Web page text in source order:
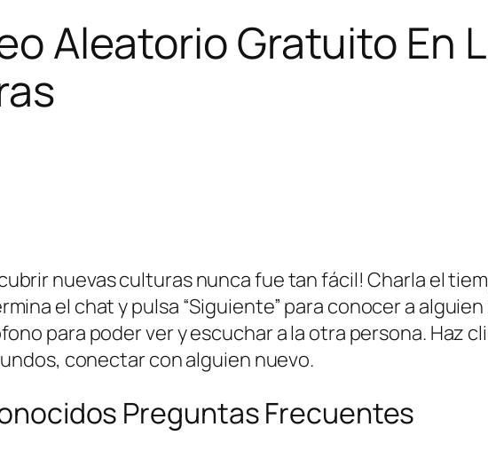
Aleatorio Gratuito En
nuevas culturas nunca fue tan fácil! Charla el
el chat y pulsa “Siguiente” para conocer a alguien
para poder ver y escuchar a la otra persona. Haz
conectar con alguien nuevo.
Preguntas Frecuentes